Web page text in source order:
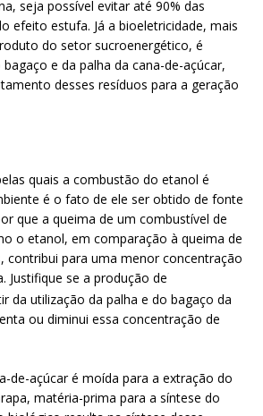
seja possível evitar até 90% das
efeito estufa. Já a bioeletricidade, mais
do setor sucroenergético, é
e da palha da cana-de-açúcar,
desses resíduos para a geração
quais a combustão do etanol é
é o fato de ele ser obtido de fonte
que a queima de um combustível de
o etanol, em comparação à queima de
contribui para uma menor concentração
Justifique se a produção de
da utilização da palha e do bagaço da
ou diminui essa concentração de
de-açúcar é moída para a extração do
matéria-prima para a síntese do